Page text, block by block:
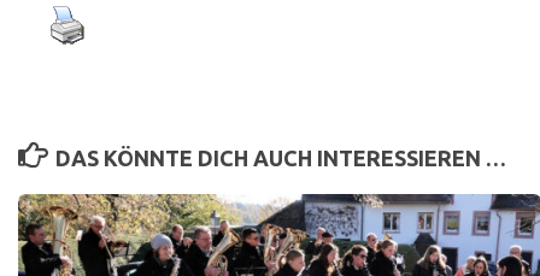
DAS KÖNNTE DICH AUCH INTERESSIEREN …